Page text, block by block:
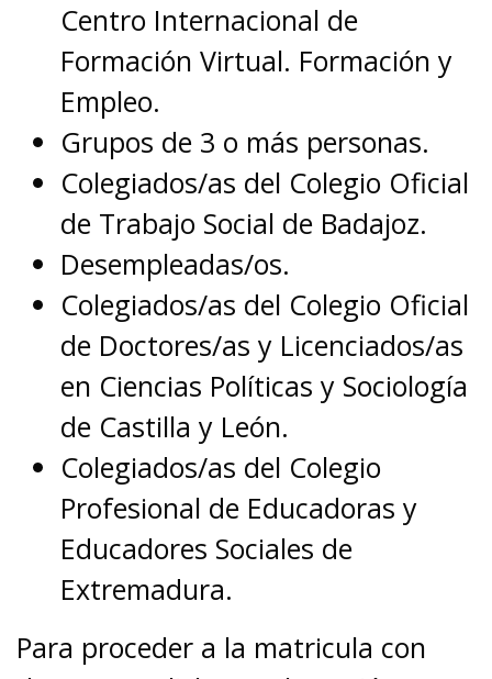
Centro Internacional de
Formación Virtual. Formación y
Empleo.
Grupos de 3 o más personas.
Colegiados/as del Colegio Oficial
de Trabajo Social de Badajoz.
Desempleadas/os.
Colegiados/as del Colegio Oficial
de Doctores/as y Licenciados/as
en Ciencias Políticas y Sociología
de Castilla y León.
Colegiados/as del Colegio
Profesional de Educadoras y
Educadores Sociales de
Extremadura.
Para proceder a la matricula con